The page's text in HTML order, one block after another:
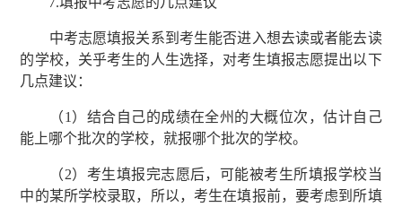
中考志愿填报关系到考生能否进入想去读或者能去读
的学校，关乎考生的人生选择，对考生填报志愿提出以下
几点建议：
（1）结合自己的成绩在全州的大概位次，估计自己
能上哪个批次的学校，就报哪个批次的学校。
（2）考生填报完志愿后，可能被考生所填报学校当
中的某所学校录取，所以，考生在填报前，要考虑到所填